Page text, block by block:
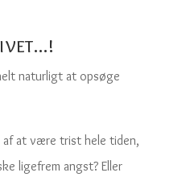
.!
naturligt at opsøge
af at være trist hele tiden,
ligefrem angst? Eller